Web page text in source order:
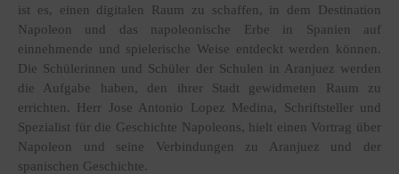
ist es, einen digitalen Raum zu schaffen, in dem Destination
Napoleon und das napoleonische Erbe in Spanien auf
einnehmende und spielerische Weise entdeckt werden können.
Die Schülerinnen und Schüler der Schulen in Aranjuez werden
die Aufgabe haben, den ihrer Stadt gewidmeten Raum zu
errichten. Herr Jose Antonio Lopez Medina, Schriftsteller und
Spezialist für die Geschichte Napoleons, hielt einen Vortrag über
Napoleon und seine Verbindungen zu Aranjuez und der
spanischen Geschichte.